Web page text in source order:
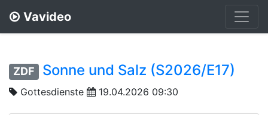
Vavideo
ZDF Sonne und Salz (S2026/E17)
Gottesdienste 19.04.2026 09:30